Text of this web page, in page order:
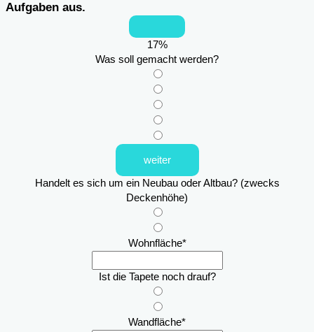
Aufgaben aus.
17%
Was soll gemacht werden?
weiter
Handelt es sich um ein Neubau oder Altbau? (zwecks
Deckenhöhe)
Wohnfläche*
Ist die Tapete noch drauf?
Wandfläche*